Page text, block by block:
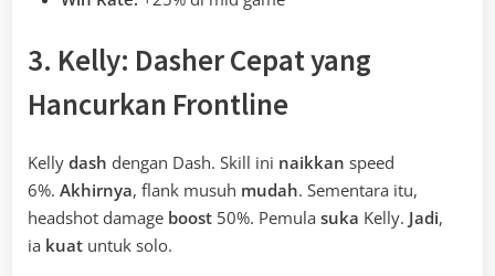
3. Kelly: Dasher Cepat yang
Hancurkan Frontline
Kelly dash dengan Dash. Skill ini naikkan speed
6%. Akhirnya, flank musuh mudah. Sementara itu,
headshot damage boost 50%. Pemula suka Kelly. Jadi,
ia kuat untuk solo.